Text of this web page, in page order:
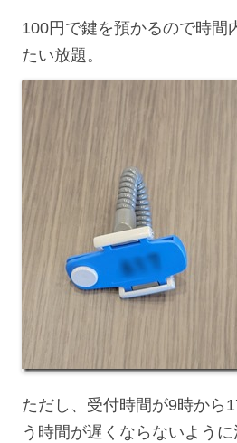
100円で鍵を預かるので時間
たい放題。
ただし、受付時間が9時から
う時間が遅くならないように